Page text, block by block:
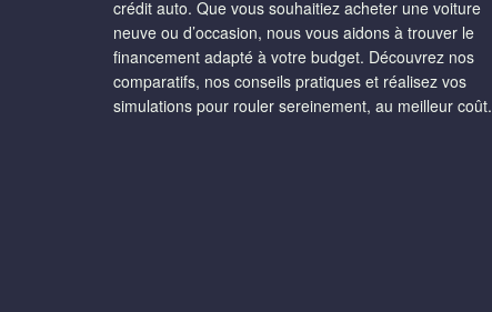
crédit auto. Que vous souhaitiez acheter une voiture
neuve ou d’occasion, nous vous aidons à trouver le
financement adapté à votre budget. Découvrez nos
comparatifs, nos conseils pratiques et réalisez vos
simulations pour rouler sereinement, au meilleur coût.